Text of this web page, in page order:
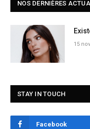
NOS DERNIÈRES
15
STAY IN TOUCH
Facebook